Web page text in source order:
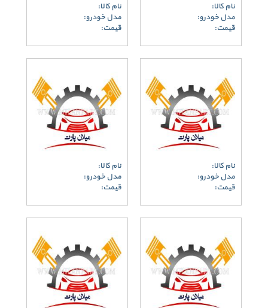
نام کالا:
مدل خودرو:
قیمت:
نام کالا:
مدل خودرو:
قیمت:
نام کالا:
مدل خودرو:
قیمت:
نام کالا:
مدل خودرو:
قیمت: